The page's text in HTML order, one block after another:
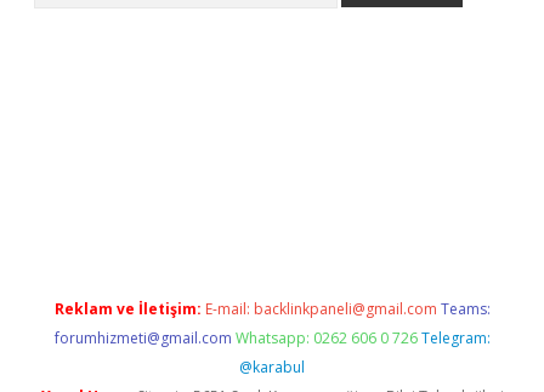
Reklam ve İletişim: E-mail: backlinkpaneli@gmail.com Teams:
forumhizmeti@gmail.com Whatsapp: 0262 606 0 726 Telegram:
@karabul